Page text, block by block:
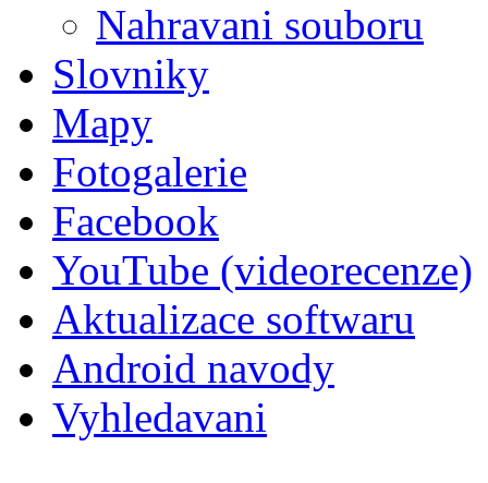
Nahravani souboru
Slovniky
Mapy
Fotogalerie
Facebook
YouTube (videorecenze)
Aktualizace softwaru
Android navody
Vyhledavani